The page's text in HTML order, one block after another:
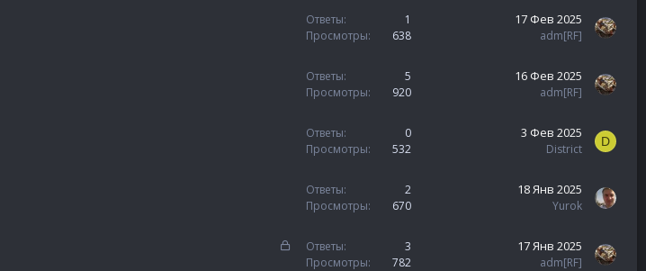
Ответы
1
Просмотры
638
17 Фев 2025
adm[RF]
Ответы
5
Просмотры
920
16 Фев 2025
adm[RF]
Ответы
0
Просмотры
532
3 Фев 2025
District
D
Ответы
2
Просмотры
670
18 Янв 2025
Yurok
З
Ответы
3
Просмотры
782
17 Янв 2025
adm[RF]